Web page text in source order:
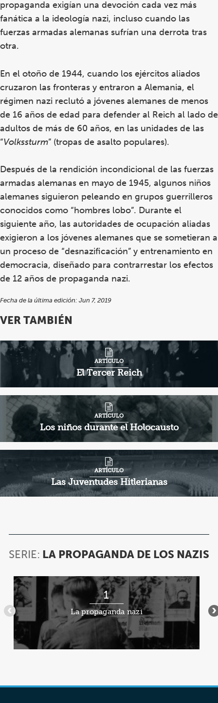
propaganda exigían una devoción cada vez más
fanática a la ideología nazi, incluso cuando las
fuerzas armadas alemanas sufrían una derrota tras
otra.
En el otoño de 1944, cuando los ejércitos aliados
cruzaron las fronteras y entraron a Alemania, el
régimen nazi reclutó a jóvenes alemanes de menos
de 16 años de edad para defender al Reich al lado de
adultos de más de 60 años, en las unidades de las
“Volkssturm” (tropas de asalto populares).
Después de la rendición incondicional de las fuerzas
armadas alemanas en mayo de 1945, algunos niños
alemanes siguieron peleando en grupos guerrilleros
conocidos como “hombres lobo”. Durante el
siguiente año, las autoridades de ocupación aliadas
exigieron a los jóvenes alemanes que se sometieran a
un proceso de “desnazificación” y entrenamiento en
democracia, diseñado para contrarrestar los efectos
de 12 años de propaganda nazi.
Fecha de la última edición: Jun 7, 2019
VER TAMBIÉN
El Tercer Reich
ARTÍCULO
Los niños durante el Holocausto
ARTÍCULO
Las Juventudes Hitlerianas
ARTÍCULO
SERIE: LA PROPAGANDA DE LOS NAZIS
Artículo
1
de
8
1
La propaganda nazi
•••